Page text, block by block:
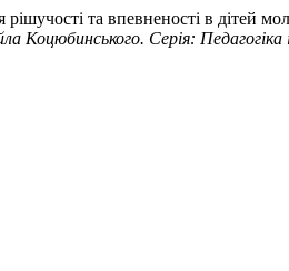
та впевненості в дітей
Коцюбинського. Серія: Педагогіка